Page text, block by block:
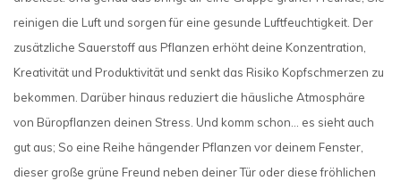
reinigen die Luft und sorgen für eine gesunde Luftfeuchtigkeit. Der
zusätzliche Sauerstoff aus Pflanzen erhöht deine Konzentration,
Kreativität und Produktivität und senkt das Risiko Kopfschmerzen zu
bekommen. Darüber hinaus reduziert die häusliche Atmosphäre
von Büropflanzen deinen Stress. Und komm schon... es sieht auch
gut aus; So eine Reihe hängender Pflanzen vor deinem Fenster,
dieser große grüne Freund neben deiner Tür oder diese fröhlichen